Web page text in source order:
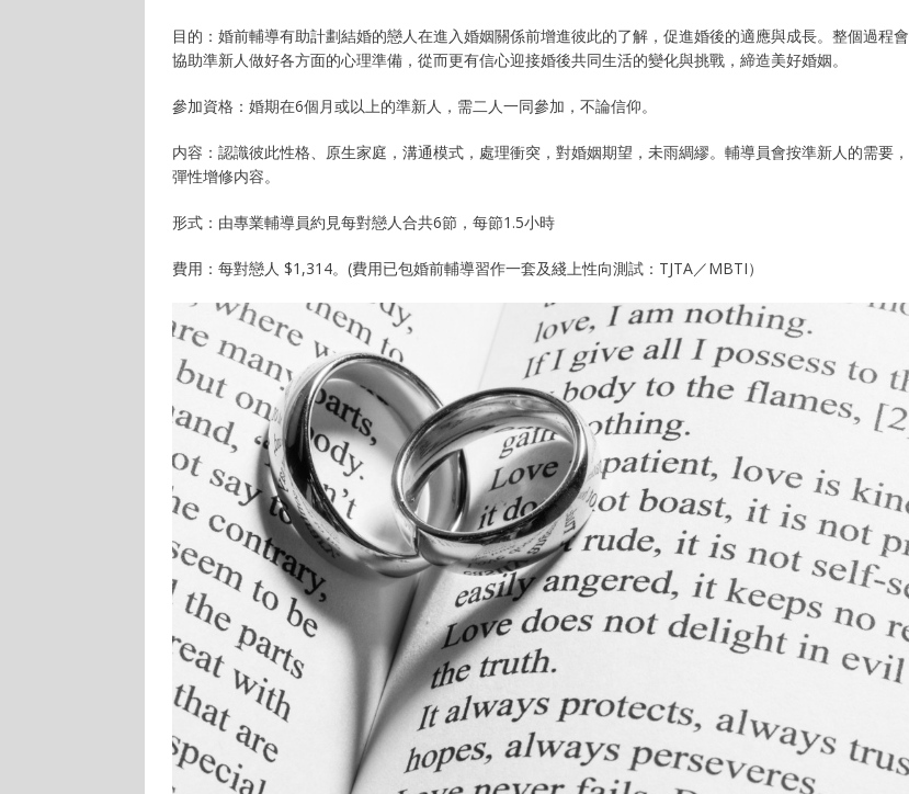
目的：婚前輔導有助計劃結婚的戀人在進入婚姻關係前增進彼此的了解，促進婚後的適應與成長。整個過程會
協助準新人做好各方面的心理準備，從而更有信心迎接婚後共同生活的變化與挑戰，締造美好婚姻。
參加資格：婚期在6個月或以上的準新人，需二人一同參加，不論信仰。
内容：認識彼此性格、原生家庭，溝通模式，處理衝突，對婚姻期望，未雨綢繆。輔導員會按準新人的需要，
彈性增修内容。
形式：由專業輔導員約見每對戀人合共6節，每節1.5小時
費用：每對戀人 $1,314。(費用已包婚前輔導習作一套及綫上性向測試：TJTA／MBTI）